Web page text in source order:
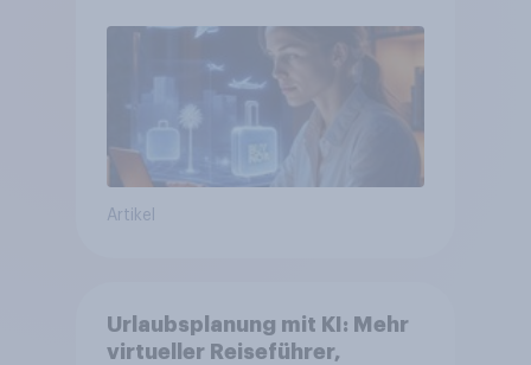
bereits genutzt werden
Artikel
Urlaubsplanung mit KI: Mehr
virtueller Reiseführer,